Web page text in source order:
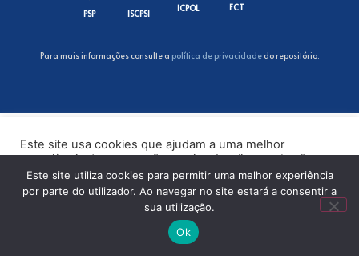
PSP ISCPSI
ICPOL FCT
Para mais informações consulte a política de privacidadedo repositório.
Este site usa cookies que ajudam a uma melhor
experiência de navegação no site. Ao clicar no botão
“Aceitar” ou continuar a visualizar o nosso site, você
concorda com o uso de cookies no nosso site.
Este site utiliza cookies para permitir uma melhor experiência
por parte do utilizador. Ao navegar no site estará a consentir a
sua utilização.
Ok